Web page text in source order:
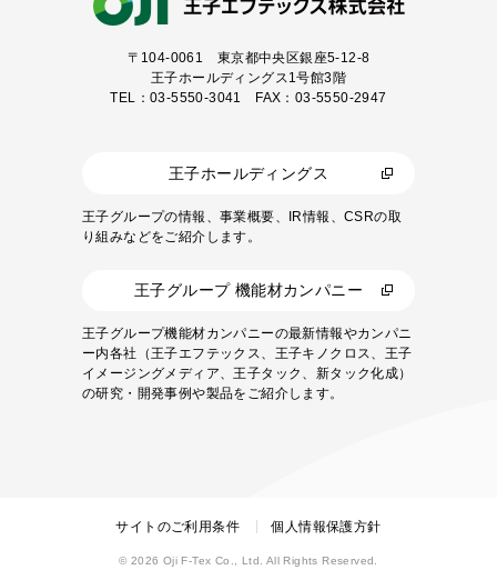
〒104-0061 東京都中央区銀座5-12-8
王子ホールディングス1号館3階
TEL：03-5550-3041 FAX：03-5550-2947
王子ホールディングス
王子グループの情報、事業概要、IR情報、CSRの取
り組みなどをご紹介します。
王子グループ 機能材カンパニー
王子グループ機能材カンパニーの最新情報やカンパニ
ー内各社（王子エフテックス、王子キノクロス、王子
イメージングメディア、王子タック、新タック化成）
の研究・開発事例や製品をご紹介します。
© 2026 Oji F-Tex Co., Ltd. All Rights Reserved.
サイトのご利用条件 個人情報保護方針